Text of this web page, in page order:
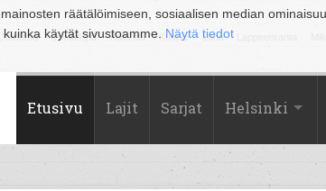
räätälöimiseen, sosiaalisen median
käytät sivustoamme. Näytä tiedot
Joensuu Jyväskylä Kouvola Kuopio Lahti
Etusivu Lajit Sarjat Helsinki